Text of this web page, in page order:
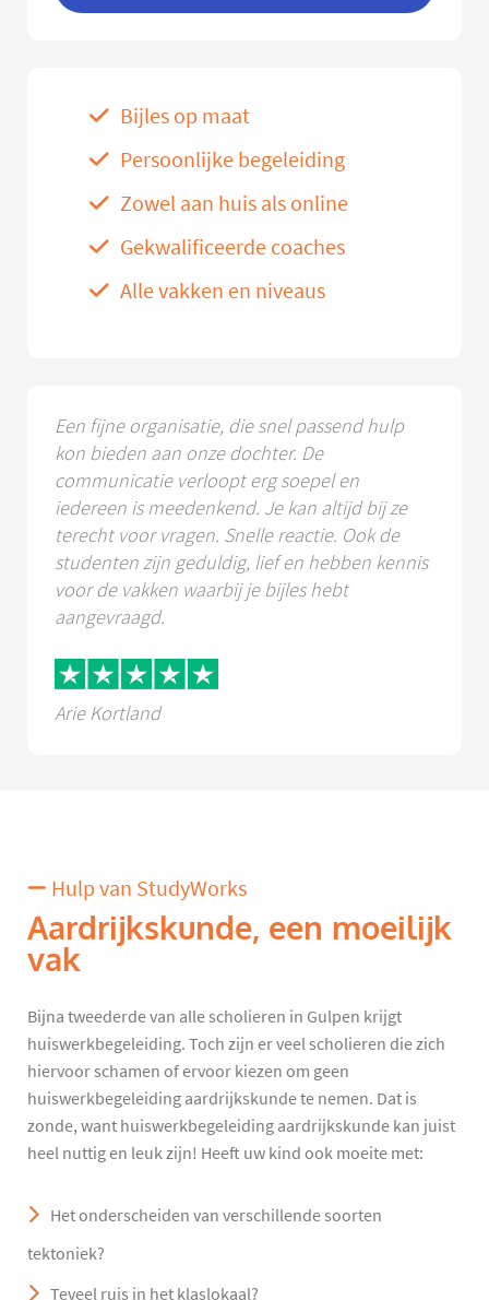
Bijles op maat
Persoonlijke begeleiding
Zowel aan huis als online
Gekwalificeerde coaches
Alle vakken en niveaus
Een fijne organisatie, die snel passend hulp
kon bieden aan onze dochter. De
communicatie verloopt erg soepel en
iedereen is meedenkend. Je kan altijd bij ze
terecht voor vragen. Snelle reactie. Ook de
studenten zijn geduldig, lief en hebben kennis
voor de vakken waarbij je bijles hebt
aangevraagd.
Arie Kortland
Hulp van StudyWorks
Aardrijkskunde, een moeilijk
vak
Bijna tweederde van alle scholieren in Gulpen krijgt
huiswerkbegeleiding. Toch zijn er veel scholieren die zich
hiervoor schamen of ervoor kiezen om geen
huiswerkbegeleiding aardrijkskunde te nemen. Dat is
zonde, want huiswerkbegeleiding aardrijkskunde kan juist
heel nuttig en leuk zijn! Heeft uw kind ook moeite met:
Het onderscheiden van verschillende soorten
tektoniek?
Teveel ruis in het klaslokaal?